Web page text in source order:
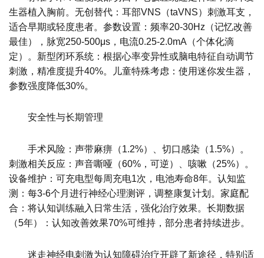
生器植入胸前。无创替代：耳部VNS（taVNS）刺激耳支，
适合早期或轻度患者。参数设置：频率20-30Hz（记忆改善
最佳），脉宽250-500μs，电流0.25-2.0mA（个体化滴
定）。新型闭环系统：根据心率变异性或脑电特征自动调节
刺激，精准度提升40%。儿童特殊考虑：使用迷你发生器，
参数强度降低30%。
安全性与长期管理
手术风险：声带麻痹（1.2%）、切口感染（1.5%）。
刺激相关反应：声音嘶哑（60%，可逆）、咳嗽（25%）。
设备维护：可充电型每周充电1次，电池寿命8年。认知监
测：每3-6个月进行神经心理测评，调整康复计划。家庭配
合：将认知训练融入日常生活，强化治疗效果。长期数据
（5年）：认知改善效果70%可维持，部分患者持续进步。
迷走神经电刺激为认知障碍治疗开辟了新途径，特别适